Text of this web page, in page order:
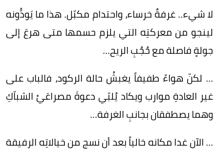
لا شيء.. غرفةٌ خرساء، واحتدام مكبّل. هذا ما يَودُّونه
لينجو من معركتِه التي يلزم حسمها متى هرعَ إلى
جولةٍ فاصلة مع حُجُبِ الريح...
... لكنّ هواءً طفيفاً يغبشُ حالة الركود، فالباب على
غير العادةِ موارب ويكاد يُلبّي دعوةَ مصراعَيْ الشباّكِ
وهما يصطفقان بجانبِ الغرفة...
... الآن غدا مكانه خالياً بعد أن نسج من خيالاتِه الرفيقة